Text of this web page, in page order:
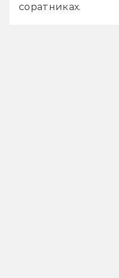
соратниках.